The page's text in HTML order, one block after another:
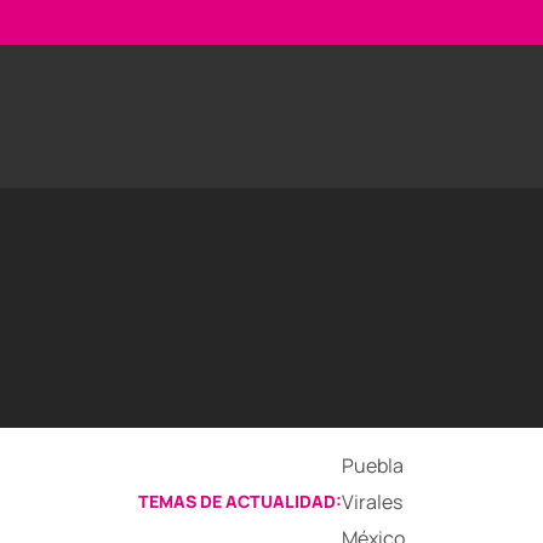
TEMAS DE ACTUALIDAD:
Puebla
Virales
México